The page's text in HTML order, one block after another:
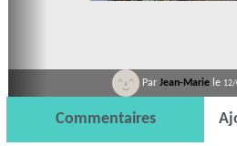
Par Jean-Marie le
Commentaires